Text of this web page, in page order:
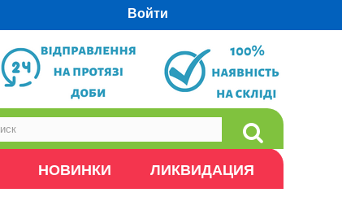
Войти
НОВИНКИ ЛИКВИДАЦИЯ